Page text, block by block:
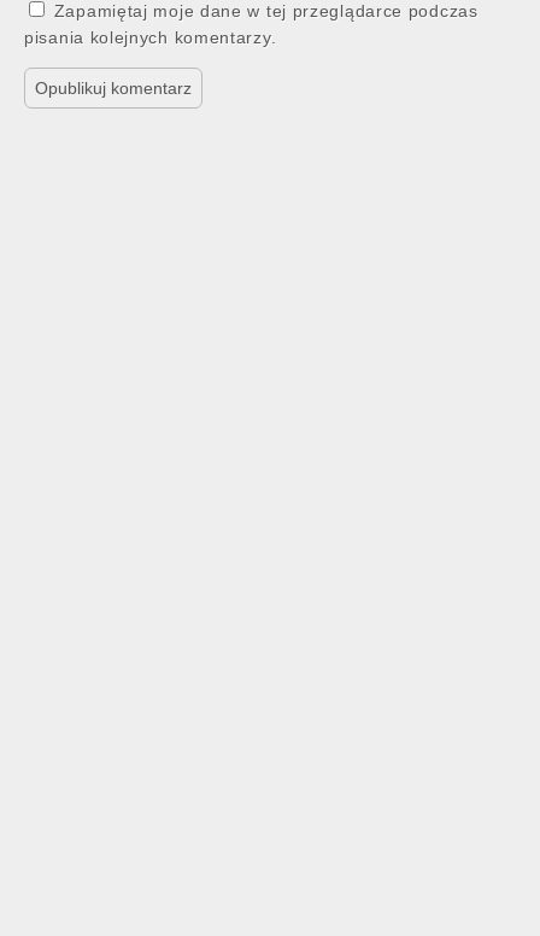
Zapamiętaj moje dane w tej przeglądarce podczas
pisania kolejnych komentarzy.